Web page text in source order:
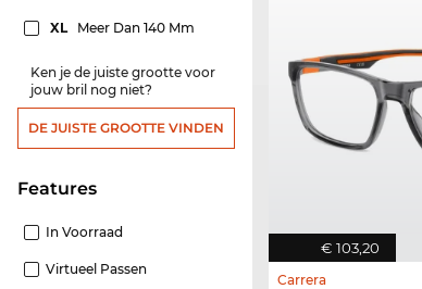
XL Meer Dan 140 Mm
Ken je de juiste grootte voor
jouw bril nog niet?
DE JUISTE GROOTTE VINDEN
features
In Voorraad
Virtueel Passen
€ 103,20
Carrera